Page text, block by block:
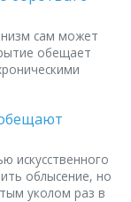
сам может
обещает
искусственного
облысение, но
уколом раз в